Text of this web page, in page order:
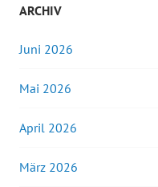
ARCHIV
Juni 2026
Mai 2026
April 2026
März 2026